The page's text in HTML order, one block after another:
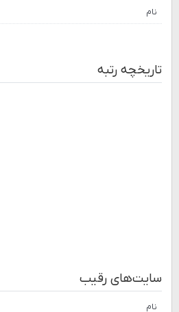
نام
تاریخچه رتبه
سایت‌های رقیب
نام